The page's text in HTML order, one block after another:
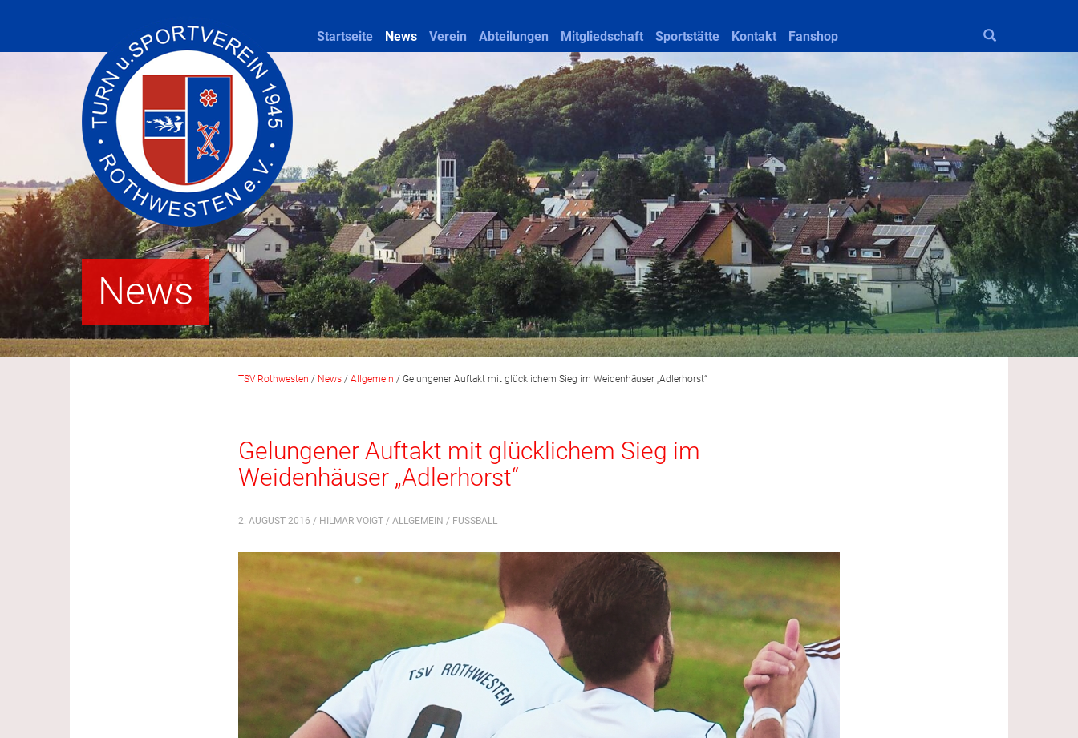
Startseite News Verein Abteilungen Mitgliedschaft Sportstätte Kontakt Fanshop
News
TSV Rothwesten / News / Allgemein / Gelungener Auftakt mit glücklichem Sieg im Weidenhäuser „Adlerhorst“
Gelungener Auftakt mit glücklichem Sieg im
Weidenhäuser „Adlerhorst“
2. AUGUST 2016 / HILMAR VOIGT / ALLGEMEIN / FUSSBALL